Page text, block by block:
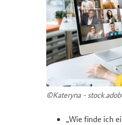
©Ka­te­ry­na -
„Wie finde ich